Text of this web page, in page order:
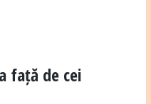
față de cei